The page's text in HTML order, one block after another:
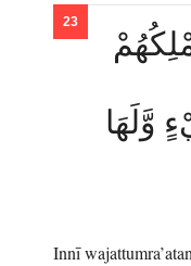
وَّلَهَا
Innī